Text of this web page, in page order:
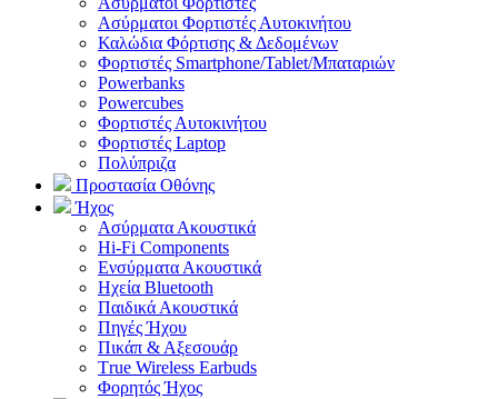
Ασύρματοι Φορτιστές Αυτοκινήτου
Καλώδια Φόρτισης & Δεδομένων
Φορτιστές Smartphone/Tablet/Μπαταριών
Powerbanks
Powercubes
Φορτιστές Αυτοκινήτου
Φορτιστές Laptop
Πολύπριζα
Προστασία Οθόνης
Ήχος
Ασύρματα Ακουστικά
Hi-Fi Components
Ενσύρματα Ακουστικά
Ηχεία Bluetooth
Παιδικά Ακουστικά
Πηγές Ήχου
Πικάπ & Αξεσουάρ
Τrue Wireless Earbuds
Φορητός Ήχος